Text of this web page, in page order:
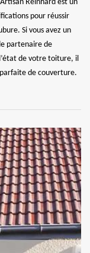
Reinhard est un
pour réussir
Si vous avez un
partenaire de
de votre toiture, il
de couverture.